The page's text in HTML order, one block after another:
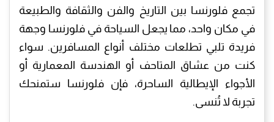
تجمع فلورنسا بين التاريخ والفن والثقافة والطبيعة
في مكان واحد، مما يجعل السياحة في فلورنسا وجهة
فريدة تلبي تطلعات مختلف أنواع المسافرين. سواء
كنت من عشاق المتاحف أو الهندسة المعمارية أو
الأجواء الإيطالية الساحرة، فإن فلورنسا ستمنحك
تجربة لا تُنسى.